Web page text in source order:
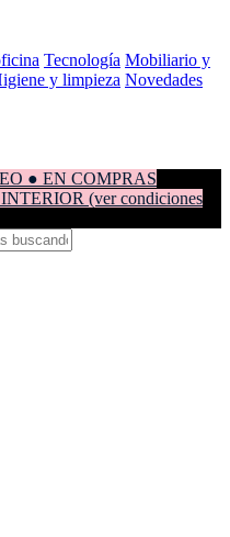
Tecnología Mobiliario y
y limpieza Novedades
● EN COMPRAS
(ver condiciones